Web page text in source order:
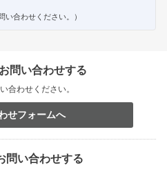
い合わせください。）
問い合わせする
合わせください。
せフォームへ
問い合わせする